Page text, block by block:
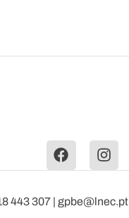
443 307 | gpbe@lnec.pt